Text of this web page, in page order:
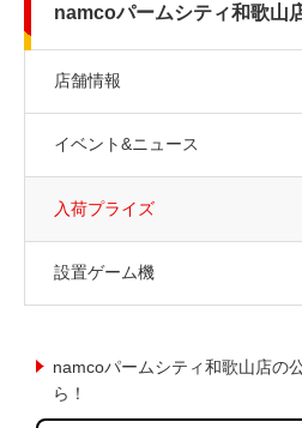
namcoパームシティ和歌山
店舗情報
イベント&ニュース
入荷プライズ
設置ゲーム機
namcoパームシティ和歌山店の
ら！